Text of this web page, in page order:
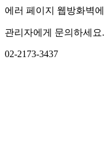
에러 페이지 웹방화벽
관리자에게 문의하세요.
02-2173-3437